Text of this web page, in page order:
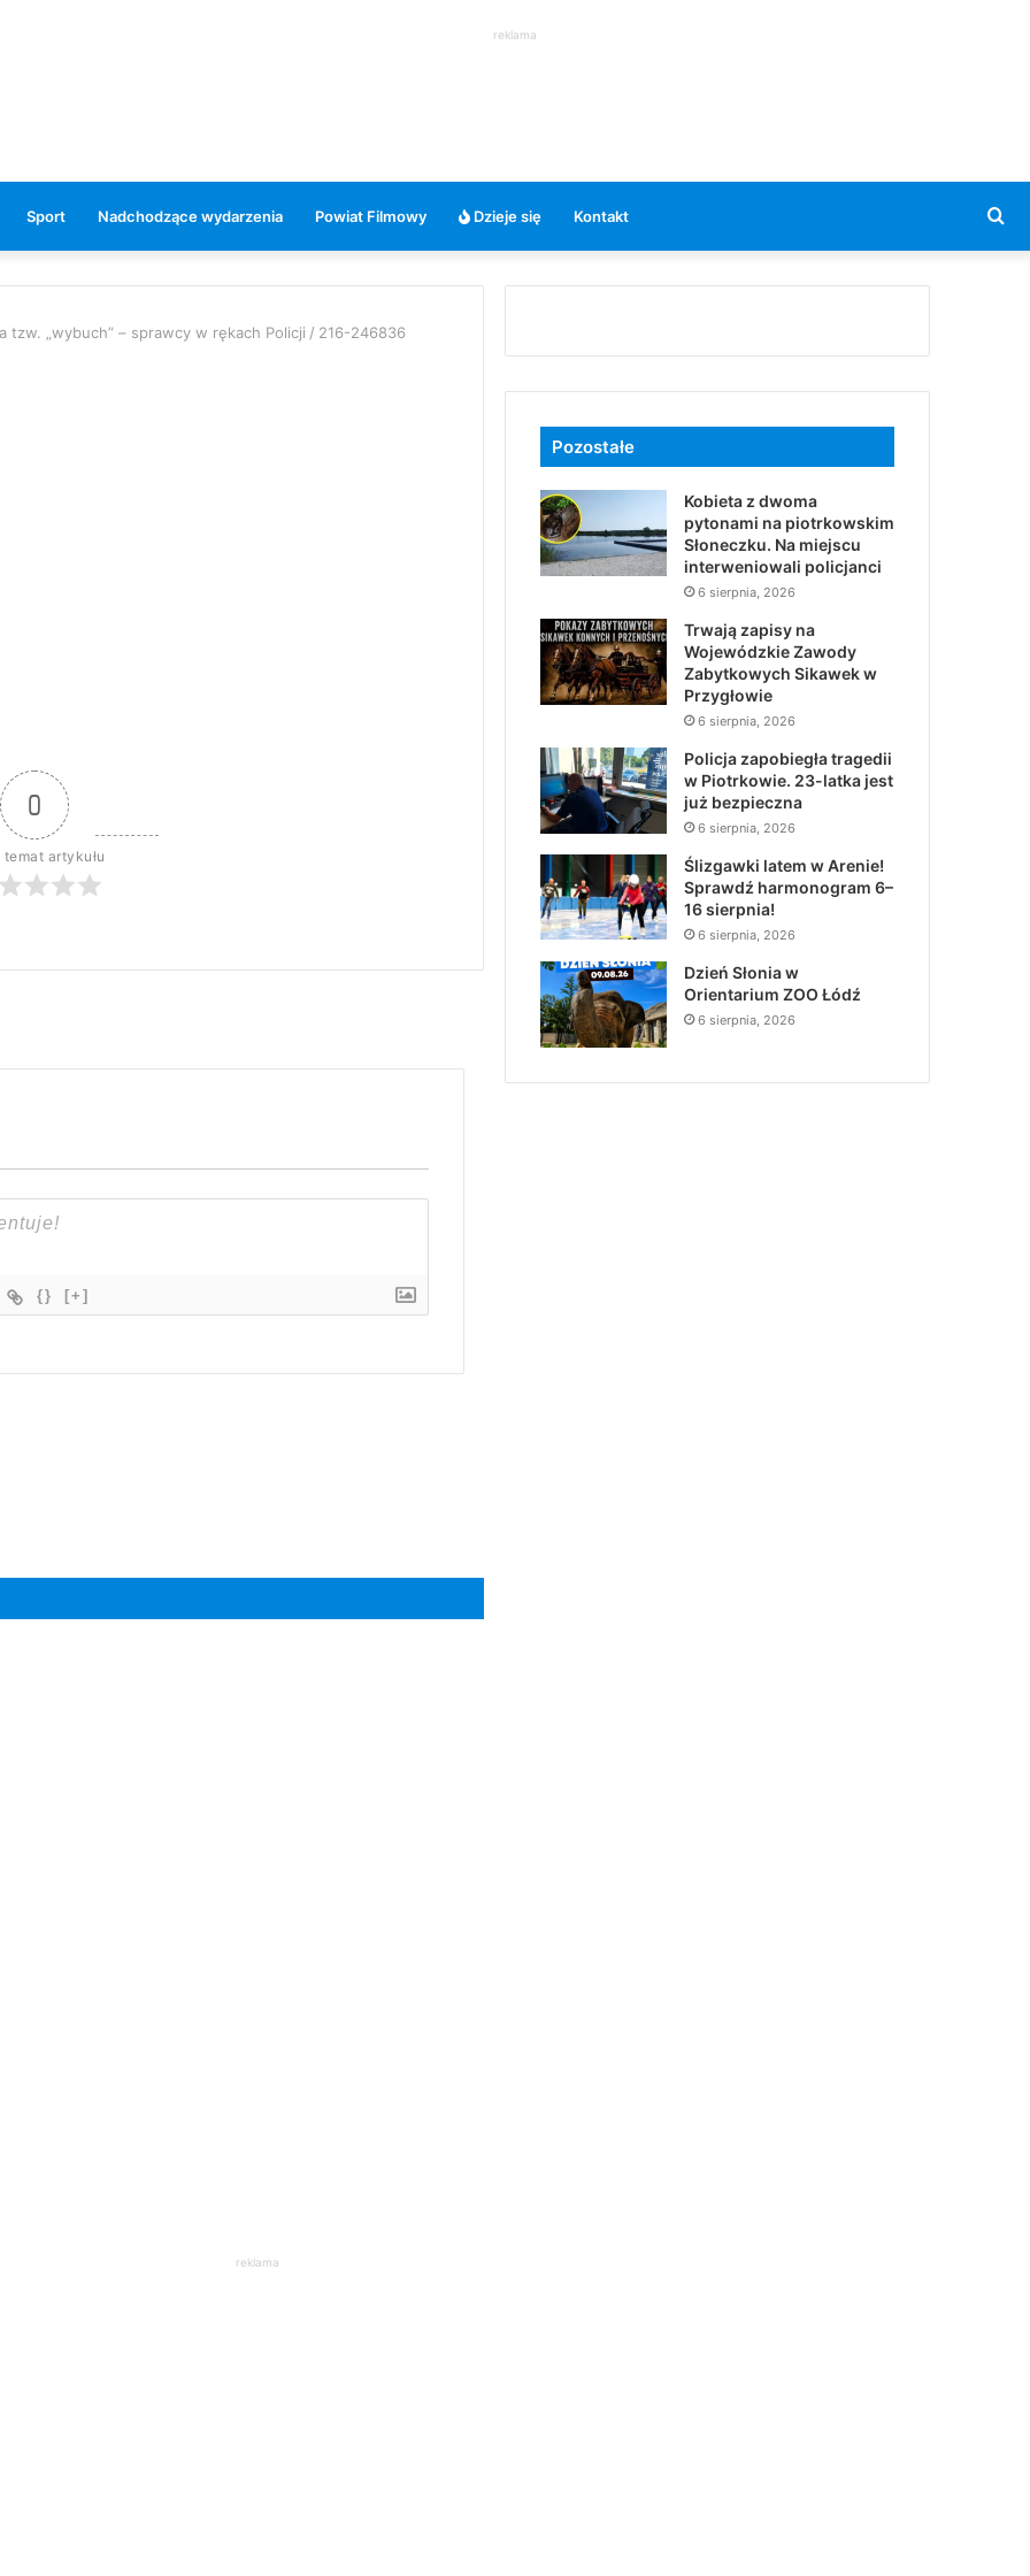
reklama
Sport Nadchodzące wydarzenia Powiat Filmowy Dzieje się Kontakt
tzw. „wybuch” – sprawcy w rękach Policji / 216-246836
0
temat artykułu
{} [+]
Pozostałe
Kobieta z dwoma
pytonami na piotrkowskim
Słoneczku. Na miejscu
interweniowali policjanci
6 sierpnia, 2026
Trwają zapisy na
Wojewódzkie Zawody
Zabytkowych Sikawek w
Przygłowie
6 sierpnia, 2026
Policja zapobiegła tragedii
w Piotrkowie. 23-latka jest
już bezpieczna
6 sierpnia, 2026
Ślizgawki latem w Arenie!
Sprawdź harmonogram 6–
16 sierpnia!
6 sierpnia, 2026
Dzień Słonia w
Orientarium ZOO Łódź
6 sierpnia, 2026
reklama